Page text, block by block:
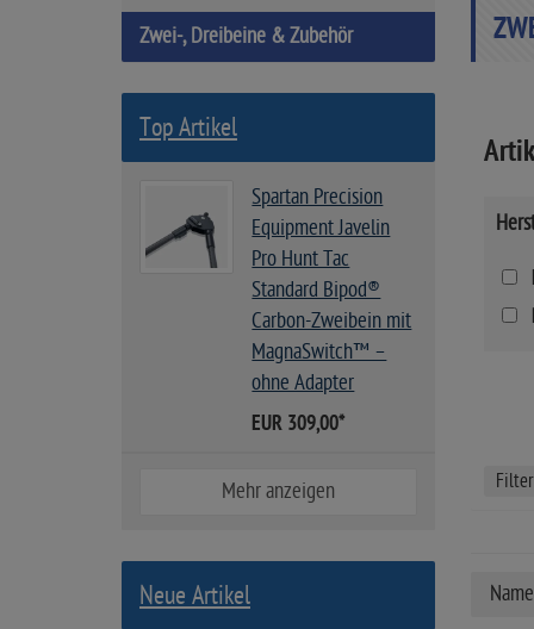
Zwei-, Dreibeine & Zubehör
Top Artikel
Spartan Precision
Equipment Javelin
Pro Hunt Tac
Standard Bipod®
Carbon-Zweibein mit
MagnaSwitch™ –
ohne Adapter
EUR 309,00*
Mehr anzeigen
Neue Artikel